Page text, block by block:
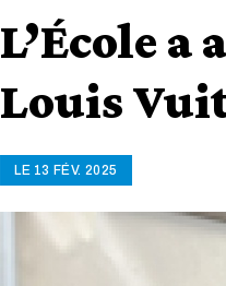
L’École
Louis
LE 13 FÉV. 2025